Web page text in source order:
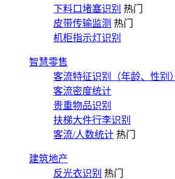
下料口堵塞识别 热门
皮带传输监测 热门
机柜指示灯识别
智慧零售
客流特征识别（年龄、性别）
客流密度统计
贵重物品识别
扶梯大件行李识别
客流/人数统计 热门
建筑地产
反光衣识别 热门